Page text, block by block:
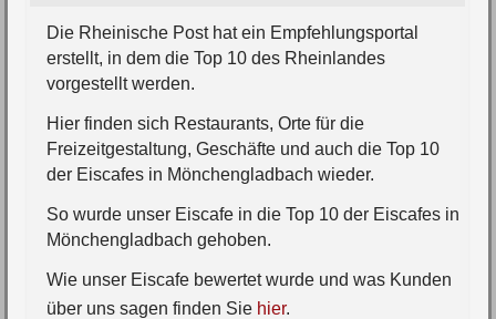
Die Rheinische Post hat ein Empfehlungsportal
erstellt, in dem die Top 10 des Rheinlandes
vorgestellt werden.
Hier finden sich Restaurants, Orte für die
Freizeitgestaltung, Geschäfte und auch die Top 10
der Eiscafes in Mönchengladbach wieder.
So wurde unser Eiscafe in die Top 10 der Eiscafes in
Mönchengladbach gehoben.
Wie unser Eiscafe bewertet wurde und was Kunden
über uns sagen finden Sie hier.